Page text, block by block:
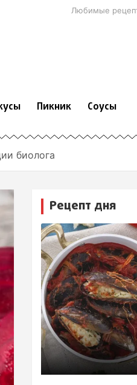
Любимые
Пикник Соусы
биолога
Рецепт дня